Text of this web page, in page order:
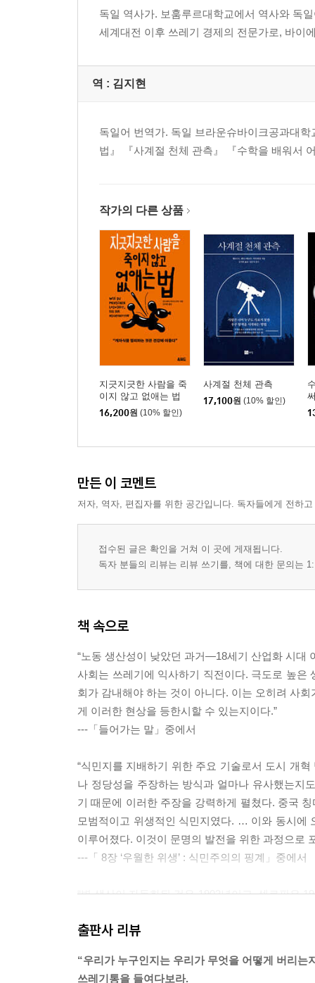
독일 역사가. 보훔루르대학교에서 역사와 독
세계대전 이후 쓰레기 경제의 전문가로, 바이
역 : 김지현
독일어 번역가. 독일 브라운슈바이크공과대
법』 『사계절 천체 관측』 『수학을 배워서
작가의 다른 상품
지긋지긋한 사람을 죽
이지 않고 없애는 법
16,200원 (10% 할인)
사계절 천체 관측
17,100원 (10% 할인)
만든 이 코멘트
저자, 역자, 편집자를 위한 공간입니다. 독자들에게 전하
접수된 글은 확인을 거쳐 이 곳에 게재됩니다.
독자 분들의 리뷰는 리뷰 쓰기를, 책에 대한 문의는
책 속으로
“노동 생산성이 낮았던 과거―18세기 산업화 시
사회는 쓰레기에 익사하기 직전이다. 극도로 높은
회가 감내해야 하는 것이 아니다. 이는 오히려 사
게 이러한 현상을 등한시할 수 있는지이다.”
---「들어가는 말」중에서
“식민지를 지배하기 위한 주요 기술로서 도시 개
나 정당성을 주장하는 방식과 얼마나 유사했는지
기 때문에 이러한 주장을 강력하게 펼쳤다. 중국
모범적이고 위생적인 식민지였다. … 이와 동시에
이루어졌다. 이것이 문명의 발전을 위한 과정으로
---「 8장 ‘우월한 위생’ : 식민주의의 핑계」중에서
“병 생산이 자동화된 것은 1903년이고, 셀로판은
과 통조림도 급격하게 늘어났다. 이 시기는 슈퍼
요성이 증대되고 물류 체계가 발전하며 시작된
출판사 리뷰
“우리가 누구인지는 우리가 무엇을 어떻게 버리는
쓰레기통을 들여다보라.